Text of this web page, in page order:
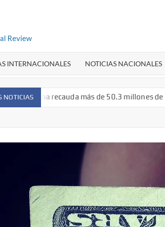
Review
INTERNACIONALES NOTICIAS NACIONALES
NOTICIAS
Sinaloa recauda más de 50.3 millones de